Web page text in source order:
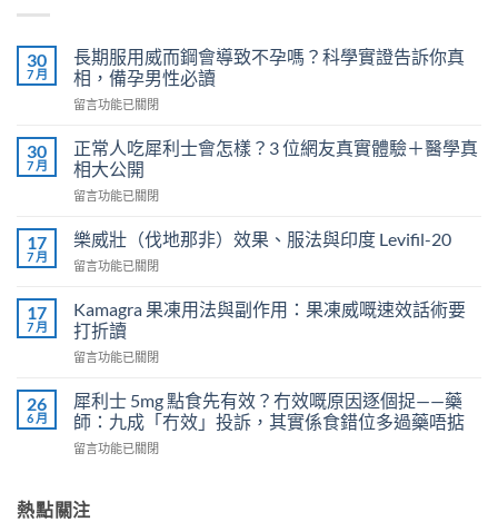
30
7 月
長期服用威而鋼會導致不孕嗎？科學實證告訴你真
相，備孕男性必讀
在
期
服
用
威
鋼
導
不
孕
嗎？
實
證
告
真
相，
留言功能已關閉
30
7 月
正常人吃犀利士會怎樣？3 位網友真實體驗＋醫學真
相大公開
在
常
人
吃
利
士
怎
3
位
網
實
體
留言功能已關閉
17
7 月
樂威壯（伐地那非）效果、服法與印度 Levifil-20
在
威
壯
（伐
地
非）
效
果、
服
印
留言功能已關閉
17
7 月
Kamagra 果凍用法與副作用：果凍威嘅速效話術要
打折讀
在
果
凍
用
法
作
留言功能已關閉
26
6 月
犀利士 5mg 點食先有效？冇效嘅原因逐個捉——藥
師：九成「冇效」投訴，其實係食錯位多過藥唔掂
在
士
5mg
留言功能已關閉
熱點關注